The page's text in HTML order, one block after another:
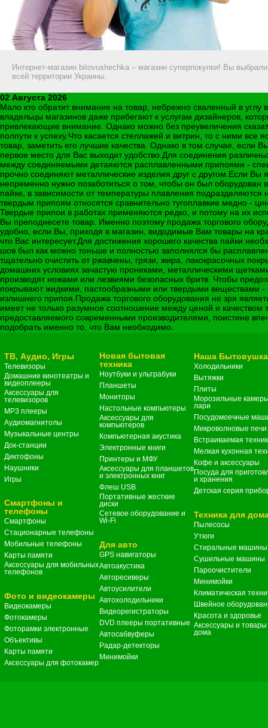
Интернет-магазин bitovushechka – магазин суперпокупки! Вы
всей территории Украины.
02 Августа 2026
Мало кто обратит внимание на товар, небрежно сваленный в
владельцы магазинов даже прибегают к услугам дизайнеров,
привлекающие внимание. Однако можно без преувеличения
полпути к успеху.Что касается стеллажей и витрин, то с ними
товар, заметить его лучшие качества. Однако в том случае, если
первое место для Вас выходит удобство.Для соединения
между соединяемыми детаяются расплавленными припоями -
прочно соединяют металлические изделия друг с другом.Если
непременно нужно позаботиться о том, чтобы он был
пайке, в зависимости от температуры плавления
твердым припоям относятся сравнительно тугоплавкие медно -
Твердые припои в работах применяются редко, и потому на их
Вы преподнесете товар. Именно поэтому продажа торгового
удобно, если Вы, приходя в магазин, видодимые Вам товары на
что Вас интересует.Для достижения хорошего качества пайки
шов был как можно тоньше и полностью заполнялся бы
тщательно очистить от ржавчены, грязи, жира, лакокрасочных
домашних условиях зачастую прониками, металлическими
производят ножами или лезвиями безопасных бритв. Чтобы
покрывают жидкими, пастообразными или твердыми
излишнего припоя.Продажа торгового оборудования не зря
имеет не только разумное соотношение между ценой и качеством
предоставляемого современными производителями, поистине
подобрать именно то, что Вам необходимо.
ТВ, Аудио, Игры
Телевизоры
Домашние кинотеатры и
видеоплееры
Аксессуары для
телевизоров
MP3 плееры
Аудиомагнитолы
Музыкальные центры
Док-станции
Диктофоны
Наушники
Игры
Смартфоны и
телефоны
Смартфоны
Стационарные телефоны
Мобильные телефоны
Карты памяти
Аксессуары для мобильных
телефонов
Фото и видеокамеры
Видеокамеры
Фотокамеры
Фоторамки электронные
Объективы
Карты памяти
Аксессуары для фотокамер
Новая бытовая
техника
Ноутбуки и ультрабуки
Планшеты
Мониторы
Настольные компьютеры
Аксессуары для
компьютеров
Компьютерная акустика
Электронные книги
Принтеры и МФУ
Аксессуары для планшетов
и электронных книг
Флеш USB
Портативные жесткие
диски
Сетевое оборудование и
Wi-Fi
Для авто
GPS навигаторы
Автоакустика
Авторесиверы
Автоусилители
Автохолодильники
Видеорегистраторы
DVD плееры портативные
Автосабвуферы
Радар-детекторы
Минимойки
Наша Бытовушка
Холодильники
Вытяжки
Плиты
Морозильные
лари
Посудомоечные
Микроволновые печи
Встраиваемая
Мелкая кухонная
Кофе и аксессуары
Посуда для
и хранения
Детская серия
Техника для
Пылесосы
Утюги
Стиральные машины
Сушильные машины
Пароочистители
Минимойки
Климатическая
Швейное
Красота и здоровье
Аксессуары и
дома